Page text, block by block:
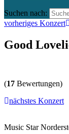
Suchen nach:
vorheriges Konzert
Good
(17 Bewertungen)
nächstes Konzert
Music Star